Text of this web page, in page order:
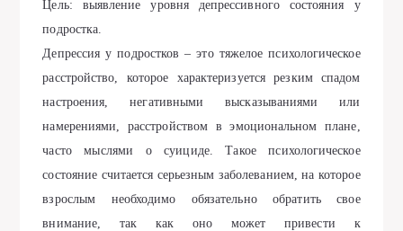
Цель: выявление уровня депрессивного состояния у
подростка.
Депрессия у подростков – это тяжелое психологическое
расстройство, которое характеризуется резким спадом
настроения, негативными высказываниями или
намерениями, расстройством в эмоциональном плане,
часто мыслями о суициде. Такое психологическое
состояние считается серьезным заболеванием, на которое
взрослым необходимо обязательно обратить свое
внимание, так как оно может привести к